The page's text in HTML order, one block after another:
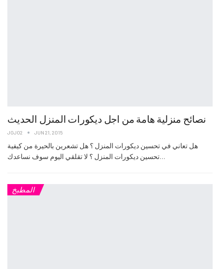
نصائح منزلية هامة من اجل ديكورات المنزل الحديث
JOJO2 JUN 21, 2015
هل تعاني في تحسين ديكورات المنزل ؟ هل تشعرين بالحيرة من كيفية
تحسين ديكورات المنزل ؟ لا تقلقي اليوم سوف نساعدك…
المطبخ